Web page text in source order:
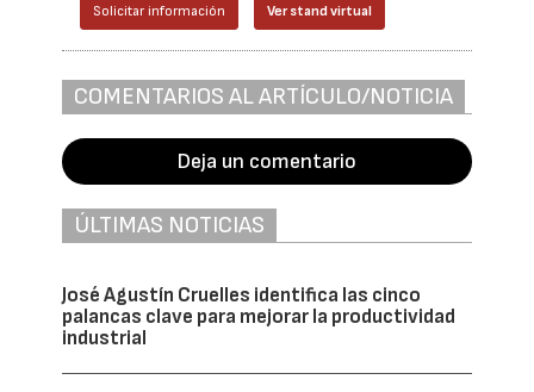
Solicitar información Ver stand virtual
COMENTARIOS AL ARTÍCULO/NOTICIA
Deja un comentario
ÚLTIMAS NOTICIAS
José Agustín Cruelles identifica las cinco
palancas clave para mejorar la productividad
industrial